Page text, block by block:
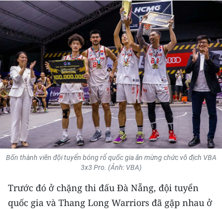
THẾ GIỚI
THỂ THAO
GIÁO DỤC
Y TẾ
KHOA HỌC - CÔNG NGHỆ
MÔI TRƯỜNG
BẠN ĐỌC
KIỂM CHỨNG THÔNG TIN
TRI THỨC CHUYÊN SÂU
Bốn thành viên đội tuyển bóng rổ quốc gia ăn mừng chức vô địch VBA
3x3 Pro. (Ảnh: VBA)
Trước đó ở chặng thi đấu Đà Nẵng, đội tuyển
quốc gia và Thang Long Warriors đã gặp nhau ở